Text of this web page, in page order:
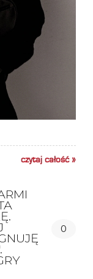
czytaj całość »
0